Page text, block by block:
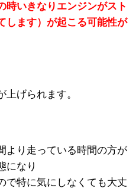
いきなりエンジンがスト
します）が起こる可能性が
げられます。
より走っている時間の方が
になり
で特に気にしなくても大丈